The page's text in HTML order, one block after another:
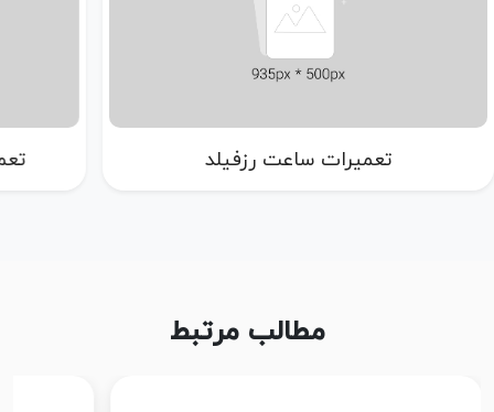
تعمیرات ساعت سالواتوره فراگامو
مطالب مرتبط